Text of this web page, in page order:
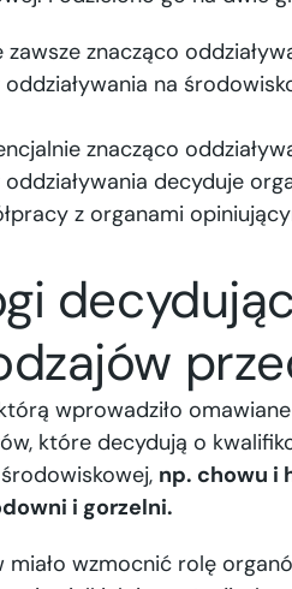
zawsze znacząco
na
znacząco
decyduje
z organami
wprowadziło
które decydują o
np. chowu i
i gorzelni.
miało wzmocnić rolę